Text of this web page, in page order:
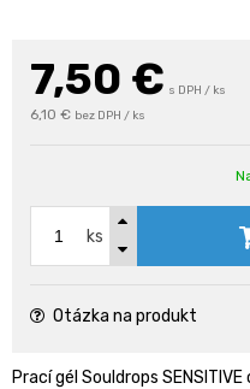
7,50 € s DPH / ks
6,10 € bez DPH / ks
ks
Otázka na produkt
Prací gél Souldrops